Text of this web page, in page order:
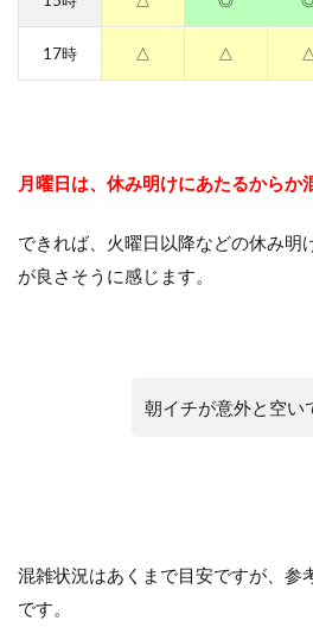
17時 △ △ △
月曜日は、休み明けにあたるからか
できれば、火曜日以降などの休み明
が良さそうに感じます。
朝イチが意外と空い
混雑状況はあくまで目安ですが、参
です。